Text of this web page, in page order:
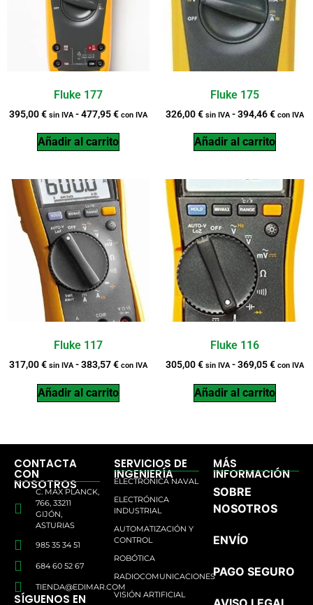
Fluke 177
395,00€ sin IVA -477,95€ con IVA
Añadir al carrito
Fluke 175
326,00€ sin IVA -394,46€ con IVA
Añadir al carrito
Fluke 117
317,00€ sin IVA-383,57€ con IVA
Añadir al carrito
Fluke 116
305,00€ sin IVA-369,05€ con IVA
Añadir al carrito
CONTACTA
CON
NOSOTROS
C. MAX PLANCK,
766, 33211
GIJÓN,
ASTURIAS
985 35 34 51
684 60 52 67
TIENDA@EDIMAR.COM
SÍGUENOS EN
SERVICIOS DE
INGENIERÍA
ELECTRÓNICA NAVAL
ELECTRÓNICA
INDUSTRIAL
AUTOMATIZACIÓN Y
CONTROL
ROBÓTICA
RADIOCOMUNICACIONES
VISIÓN ARTIFICIAL
MÁS
INFORMACIÓN
SOBRE
NOSOTROS
ENVÍO
PAGO SEGURO